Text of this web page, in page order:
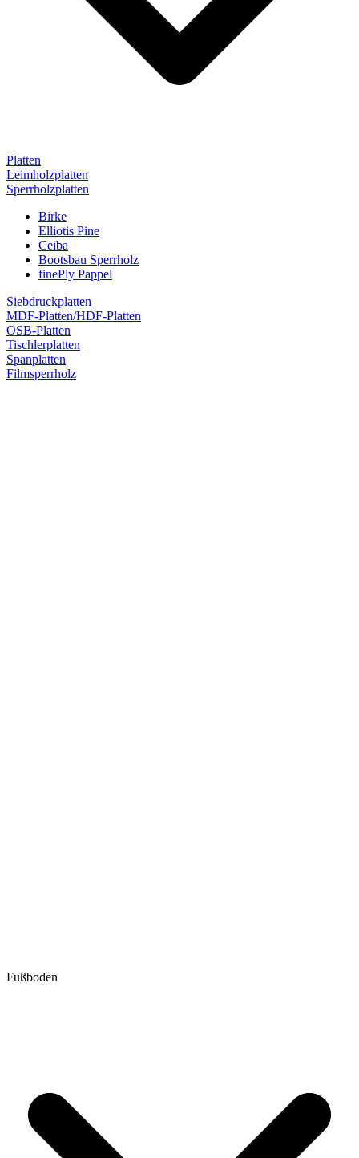
Platten
Leimholzplatten
Sperrholzplatten
Birke
Elliotis Pine
Ceiba
Bootsbau Sperrholz
finePly Pappel
Siebdruckplatten
MDF-Platten/HDF-Platten
OSB-Platten
Tischlerplatten
Spanplatten
Filmsperrholz
Fußboden